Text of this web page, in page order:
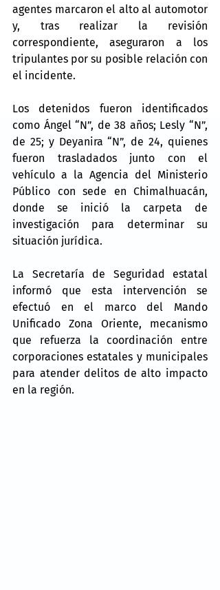
agentes marcaron el alto al automotor
y, tras realizar la revisión
correspondiente, aseguraron a los
tripulantes por su posible relación con
el incidente.
Los detenidos fueron identificados
como Ángel “N”, de 38 años; Lesly “N”,
de 25; y Deyanira “N”, de 24, quienes
fueron trasladados junto con el
vehículo a la Agencia del Ministerio
Público con sede en Chimalhuacán,
donde se inició la carpeta de
investigación para determinar su
situación jurídica.
La Secretaría de Seguridad estatal
informó que esta intervención se
efectuó en el marco del Mando
Unificado Zona Oriente, mecanismo
que refuerza la coordinación entre
corporaciones estatales y municipales
para atender delitos de alto impacto
en la región.